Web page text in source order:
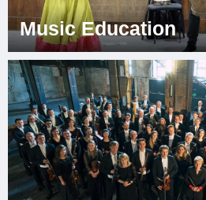
Music Education